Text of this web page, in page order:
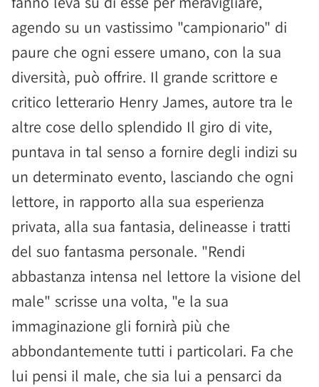
agendo su un vastissimo "campionario" di
paure che ogni essere umano, con la sua
diversità, può offrire. Il grande scrittore e
critico letterario Henry James, autore tra le
altre cose dello splendido Il giro di vite,
puntava in tal senso a fornire degli indizi su
un determinato evento, lasciando che ogni
lettore, in rapporto alla sua esperienza
privata, alla sua fantasia, delineasse i tratti
del suo fantasma personale. "Rendi
abbastanza intensa nel lettore la visione del
male" scrisse una volta, "e la sua
immaginazione gli fornirà più che
abbondantemente tutti i particolari. Fa che
lui pensi il male, che sia lui a pensarci da